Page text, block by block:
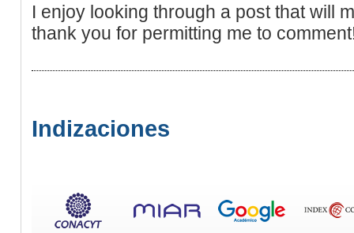
I enjoy looking through a post that will
thank you for permitting me to
Indizaciones